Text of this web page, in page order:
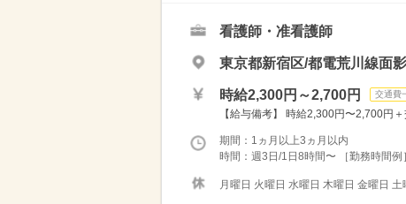
看護師・准看護師
東京都新宿区/都電荒川線面
時給2,300円～2,700円 交通費
【給与備考】 時給2,300円〜2,700円
期間：1ヵ月以上3ヵ月以内
時間：週3日/1日8時間〜 ［勤務時間
月曜日 火曜日 水曜日 木曜日 金曜日 土